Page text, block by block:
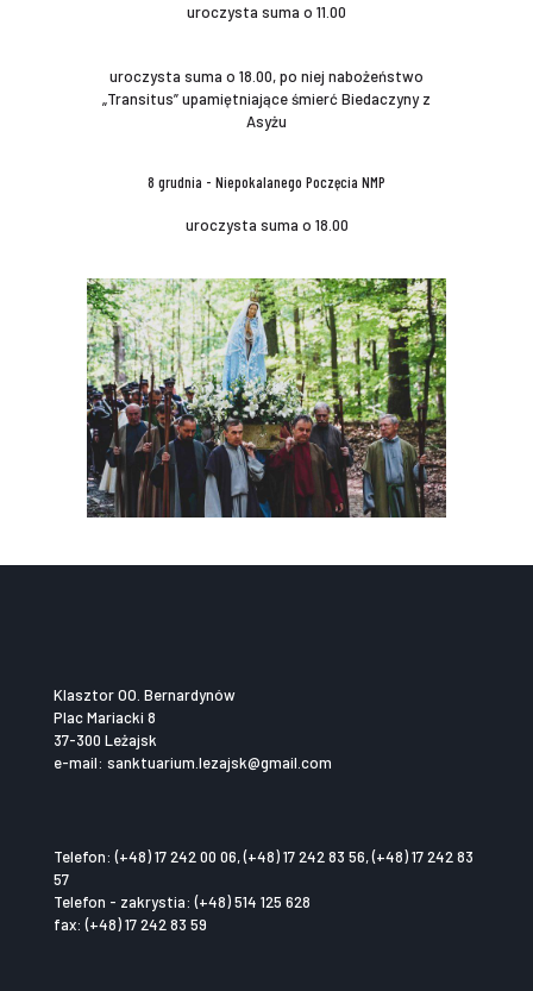
uroczysta suma o 11.00
uroczysta suma o 18.00, po niej nabożeństwo
„Transitus” upamiętniające śmierć Biedaczyny z
Asyżu
8 grudnia - Niepokalanego Poczęcia NMP
uroczysta suma o 18.00
Klasztor OO. Bernardynów
Plac Mariacki 8
37-300 Leżajsk
e-mail: sanktuarium.lezajsk@gmail.com
Telefon: (+48) 17 242 00 06, (+48) 17 242 83 56, (+48) 17 242 83
57
Telefon - zakrystia: (+48) 514 125 628
fax: (+48) 17 242 83 59